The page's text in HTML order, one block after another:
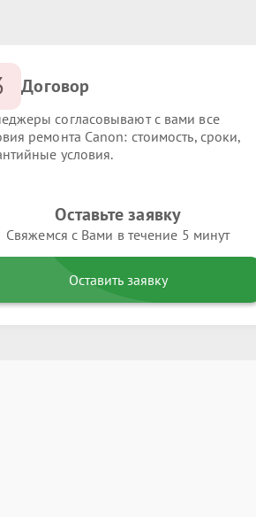
Договор
согласовывают с вами все
ремонта Canon: стоимость, сроки,
условия.
Оставьте заявку
Свяжемся с Вами в течение 5 минут
Оставить заявку